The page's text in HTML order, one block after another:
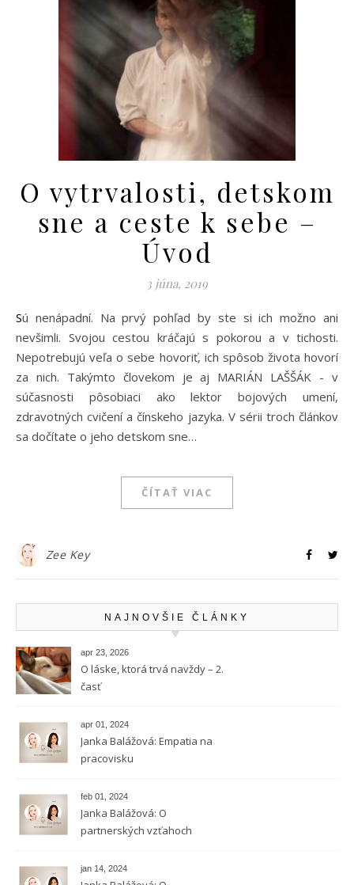
O vytrvalosti, detskom
sne a ceste k sebe –
Úvod
3 júna, 2019
Sú nenápadní. Na prvý pohľad by ste si ich možno ani
nevšimli. Svojou cestou kráčajú s pokorou a v tichosti.
Nepotrebujú veľa o sebe hovoriť, ich spôsob života hovorí
za nich. Takýmto človekom je aj MARIÁN LAŠŠÁK - v
súčasnosti pôsobiaci ako lektor bojových umení,
zdravotných cvičení a čínskeho jazyka. V sérii troch článkov
sa dočítate o jeho detskom sne…
ČÍTAŤ VIAC
Zee Key
NAJNOVŠIE ČLÁNKY
apr 23, 2026
O láske, ktorá trvá navždy – 2.
časť
apr 01, 2024
Janka Balážová: Empatia na
pracovisku
feb 01, 2024
Janka Balážová: O
partnerských vzťahoch
jan 14, 2024